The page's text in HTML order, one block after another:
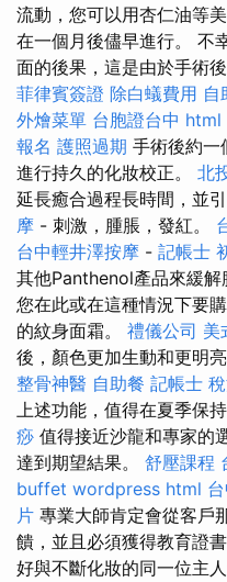
流動，您可以用杏仁油等
在一個月後儘早進行。 不
面的後果，這是由於手術
菲律賓簽證 除白蟻費用 自
外燴菜單 台胞證台中 html
報名 護照過期 手術後約一
進行持久的化妝校正。 北
延長癒合過程長時間，並
摩 - 刺激，腫脹，發紅。
台中輕井澤按摩 - 記帳士
其他Panthenol產品來緩解
您在此或在這種情況下要
的紋身面霜。 禮儀公司 美
後，顏色更加生動和更明
整骨神醫 自助餐 記帳士
上述功能，值得在夏季保
痧 值得接近沙龍和專家的
達到期望結果。 舒壓課程
buffet wordpress html
片 專業大師肯定會從客戶
饋，並且必須獲得教育證書
好與不斷化妝的同一位主